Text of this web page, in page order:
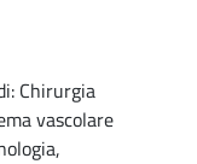
Chirurgia
vascolare